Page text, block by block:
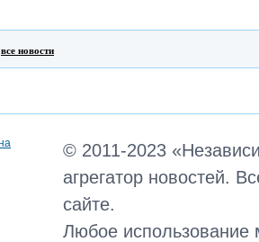
все новости
© 2011-2023
агрегатор новостей.
сайте.
Любое использование